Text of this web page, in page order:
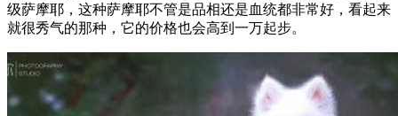
级萨摩耶，这种萨摩耶不管是品相还是血统都非常好，看起来
就很秀气的那种，它的价格也会高到一万起步。